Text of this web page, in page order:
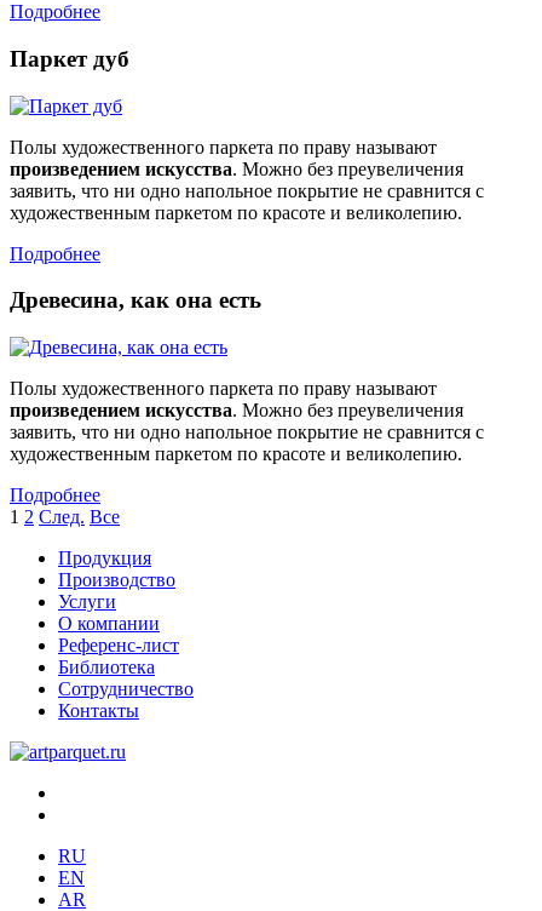
Подробнее
Паркет дуб
Полы художественного паркета по праву называют
произведением искусства. Можно без преувеличения
заявить, что ни одно напольное покрытие не сравнится с
художественным паркетом по красоте и великолепию.
Подробнее
Древесина, как она есть
Полы художественного паркета по праву называют
произведением искусства. Можно без преувеличения
заявить, что ни одно напольное покрытие не сравнится с
художественным паркетом по красоте и великолепию.
Подробнее
1 2 След. Все
Продукция
Производство
Услуги
О компании
Референс-лист
Библиотека
Сотрудничество
Контакты
RU
EN
AR